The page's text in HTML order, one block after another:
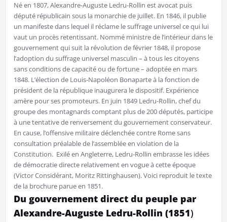
Né en 1807, Alexandre-Auguste Ledru-Rollin est avocat puis
député républicain sous la monarchie de juillet. En 1846, il publie
un manifeste dans lequel il réclame le suffrage universel ce qui lui
vaut un procès retentissant. Nommé ministre de l’intérieur dans le
gouvernement qui suit la révolution de février 1848, il propose
l’adoption du suffrage universel masculin – à tous les citoyens
sans conditions de capacité ou de fortune – adoptée en mars
1848. L’élection de Louis-Napoléon Bonaparte à la fonction de
président de la république inaugurera le dispositif. Expérience
amère pour ses promoteurs. En juin 1849 Ledru-Rollin, chef du
groupe des montagnards comptant plus de 200 députés, participe
à une tentative de renversement du gouvernement conservateur.
En cause, l’offensive militaire déclenchée contre Rome sans
consultation préalable de l’assemblée en violation de la
Constitution. Exilé en Angleterre, Ledru-Rollin embrasse les idées
de démocratie directe relativement en vogue à cette époque
(Victor Considérant, Moritz Rittinghausen). Voici reproduit le texte
de la brochure parue en 1851.
Du gouvernement direct du peuple par
Alexandre-Auguste Ledru-Rollin (1851)